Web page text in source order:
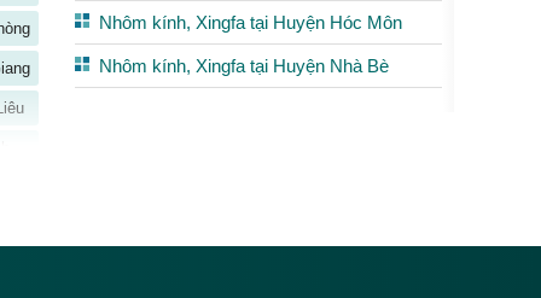
Nhôm kính, Xingfa tại Huyện Hóc Môn
Nhôm kính, Xingfa tại Huyện Nhà Bè